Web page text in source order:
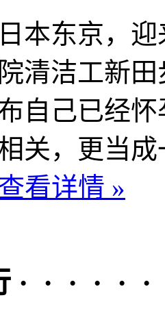
本东京，
清洁工新
自己已经
关，更当
看详情 »
· · · · · ·